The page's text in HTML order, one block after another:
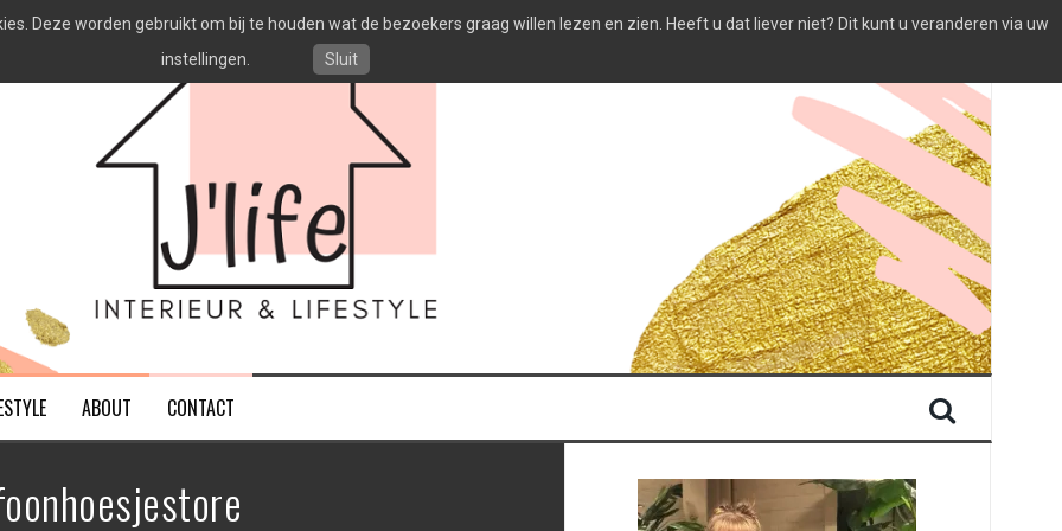
ABOUT CONTACT
Deze worden gebruikt om bij te houden wat de bezoekers graag willen lezen en zien. Heeft u dat liever niet? Dit kunt u veranderen via uw
instellingen.
Sluit